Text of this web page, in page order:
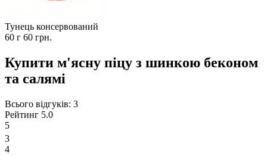
Тунець консервований
60 г 60 грн.
Купити м'ясну піцу з шинкою беконом
та салямі
Всього відгуків: 3
Рейтинг 5.0
5
3
4